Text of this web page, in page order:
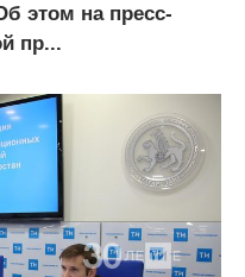
этом на пресс-
пр...